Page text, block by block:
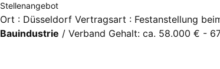
Stellenangebot
Ort : Düsseldorf Vertragsart : Festanstellung
Bauindustrie / Verband Gehalt: ca. 58.000 € -